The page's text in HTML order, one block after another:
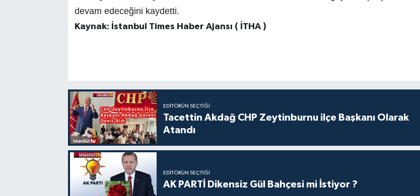
devam edeceğini kaydetti.
Kaynak: İstanbul Times Haber Ajansı ( İTHA )
EDITÖRÜN SEÇTIĞI
Tacettin Akdağ CHP Zeytinburnu ilçe Başkanı Olarak
Atandı
EDITÖRÜN SEÇTIĞI
AK PARTİ Dikensiz Gül Bahçesi mi İstiyor ?